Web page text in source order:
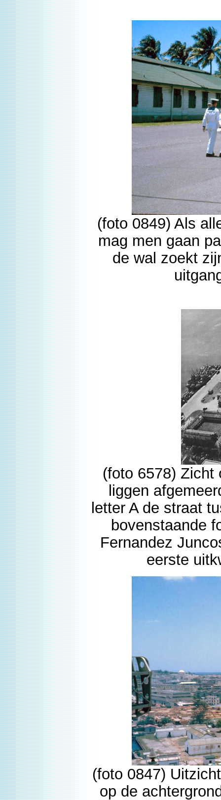
(foto 0849) Als
mag men gaan
de wal zoekt
(foto 6578) Zicht
liggen
letter A de straat
bovenstaande
Fernandez
eerste
(foto 0847)
op de